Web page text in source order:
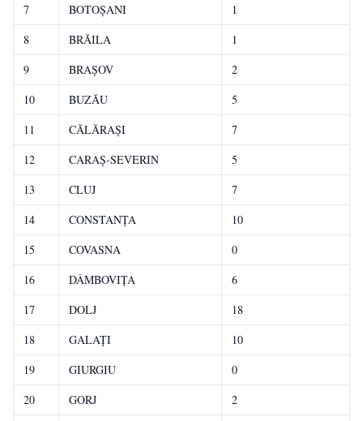
7
BOTOŞANI
1
8
BRĂILA
1
9
BRAŞOV
2
10
BUZĂU
5
11
CĂLĂRAŞI
7
12
CARAŞ-SEVERIN
5
13
CLUJ
7
14
CONSTANŢA
10
15
COVASNA
0
16
DÂMBOVIŢA
6
17
DOLJ
18
18
GALAŢI
10
19
GIURGIU
0
20
GORJ 2